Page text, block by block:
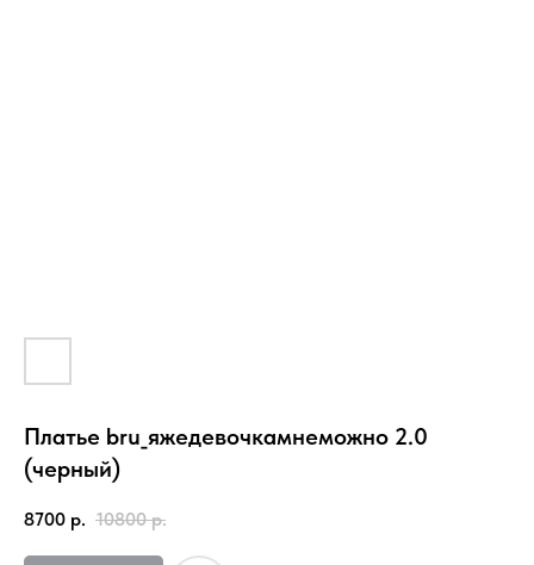
Платье bru_яжедевочкамнеможно 2.0
(черный)
8700 р. 10800 р.